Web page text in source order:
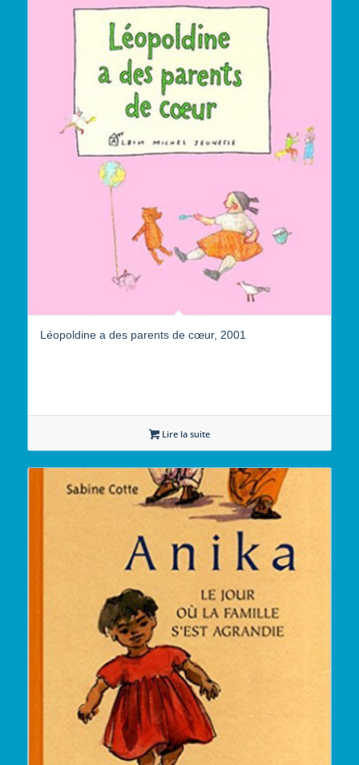
Léopoldine a des parents de cœur, 2001
Lire la suite